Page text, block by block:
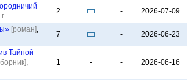
2 - 2026-07-09
[роман],
7 - 2026-06-23
Тайной
,
1 - - 2026-06-16